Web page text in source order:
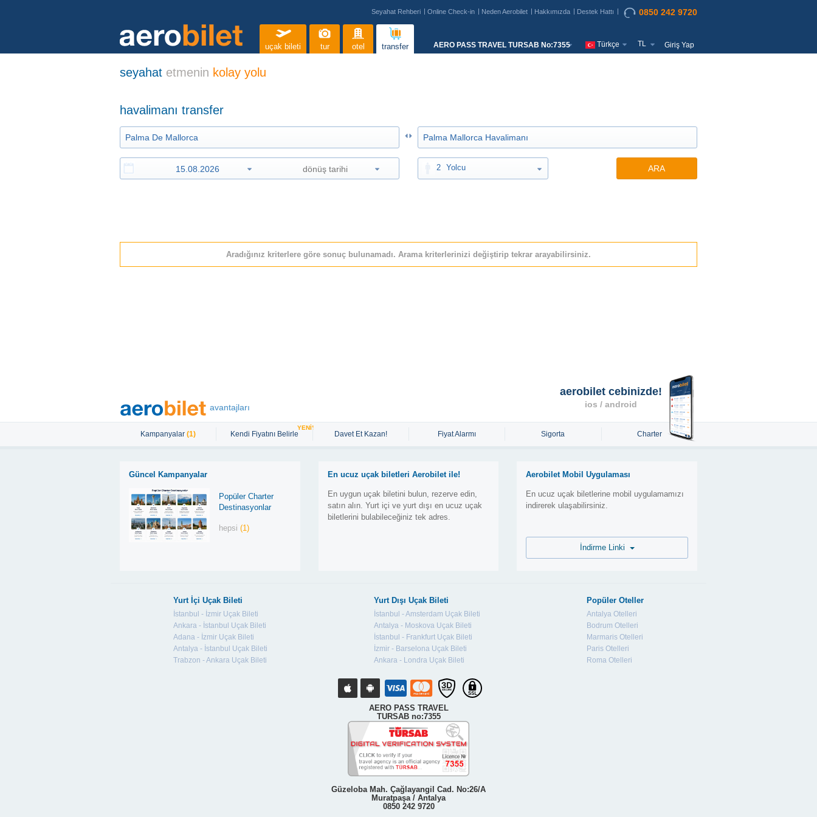
Seyahat Rehberi Online Check-in Neden Aerobilet Hakkımızda Destek Hattı 0850 242 9720
uçak bileti tur otel transfer AERO PASS TRAVEL TURSAB No:7355 Türkçe TL Giriş Yap
seyahat etmenin kolay yolu
havalimanı transfer
2 Yolcu ARA
Aradığınız kriterlere göre sonuç bulunamadı. Arama kriterlerinizi değiştirip tekrar arayabilirsiniz.
avantajları
Kampanyalar (1) Kendi Fiyatını Belirle
YENİ!
Davet Et Kazan! Fiyat Alarmı Sigorta Charter
Güncel Kampanyalar
Popüler Charter
Destinasyonlar
hepsi(1)
En ucuz uçak biletleri Aerobilet ile!
En uygun uçak biletini bulun, rezerve edin,
satın alın. Yurt içi ve yurt dışı en ucuz uçak
biletlerini bulabileceğiniz tek adres.
aerobilet cebinizde!
ios / android
Aerobilet Mobil Uygulaması
En ucuz uçak biletlerine mobil uygulamamızı
indirerek ulaşabilirsiniz.
Yurt İçi Uçak Bileti
İstanbul - İzmir Uçak Bileti
Ankara - İstanbul Uçak Bileti
Adana - İzmir Uçak Bileti
Antalya - İstanbul Uçak Bileti
Trabzon - Ankara Uçak Bileti
Yurt Dışı Uçak Bileti
İstanbul - Amsterdam Uçak Bileti
Antalya - Moskova Uçak Bileti
İstanbul - Frankfurt Uçak Bileti
İzmir - Barselona Uçak Bileti
Ankara - Londra Uçak Bileti
Popüler Oteller
Antalya Otelleri
Bodrum Otelleri
Marmaris Otelleri
Paris Otelleri
Roma Otelleri
AERO PASS TRAVEL
TURSAB no:7355
Güzeloba Mah. Çağlayangil Cad. No:26/A
Muratpaşa / Antalya
0850 242 9720